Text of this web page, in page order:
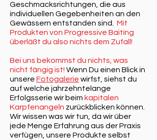
Geschmacksrichtungen, die aus
individuellen Gegebenheiten an den
Gewässern entstanden sind. Mit
Produkten von Progressive Baiting
überläßt du also nichts dem Zufall!
Bei uns bekommst du nichts, was
nicht fängig ist! Wenn Du einen Blick in
unsere Fotogalerie wirfst, siehst du
auf welche jahrzehntelange
Erfolgsserie wir beim kapitalen
Karpfenangeln zurückblicken können.
Wir wissen was wir tun, da wir über
jede Menge Erfahrung aus der Praxis
verfügen, unsere Produkte selbst